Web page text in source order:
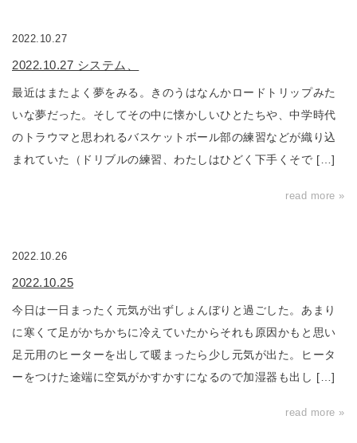
2022.10.27
2022.10.27 システム、
最近はまたよく夢をみる。きのうはなんかロードトリップみた
いな夢だった。そしてその中に懐かしいひとたちや、中学時代
のトラウマと思われるバスケットボール部の練習などが織り込
まれていた（ドリブルの練習、わたしはひどく下手くそで […]
read more »
2022.10.26
2022.10.25
今日は一日まったく元気が出ずしょんぼりと過ごした。あまり
に寒くて足がかちかちに冷えていたからそれも原因かもと思い
足元用のヒーターを出して暖まったら少し元気が出た。ヒータ
ーをつけた途端に空気がかすかすになるので加湿器も出し […]
read more »